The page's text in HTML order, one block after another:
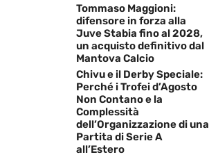
Tommaso Maggioni:
difensore in forza alla
Juve Stabia fino al 2028,
un acquisto definitivo dal
Mantova Calcio
Chivu e il Derby Speciale:
Perché i Trofei d’Agosto
Non Contano e la
Complessità
dell’Organizzazione di una
Partita di Serie A
all’Estero